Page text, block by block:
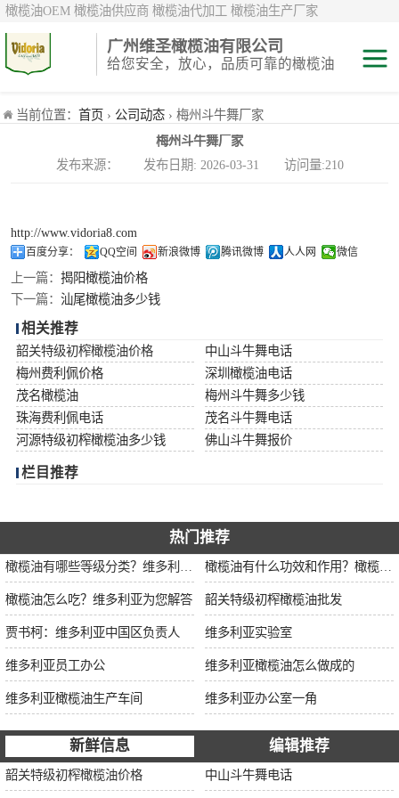
橄榄油OEM 橄榄油供应商 橄榄油代加工 橄榄油生产厂家
广州维圣橄榄油有限公司
给您安全，放心，品质可靠的橄榄油
当前位置： 首页 › 公司动态 › 梅州斗牛舞厂家
梅州斗牛舞厂家
发布来源： 发布日期: 2026-03-31 访问量:210
http://www.vidoria8.com
百度分享： QQ空间 新浪微博 腾讯微博 人人网 微信
上一篇： 揭阳橄榄油价格
下一篇： 汕尾橄榄油多少钱
相关推荐
韶关特级初榨橄榄油价格
中山斗牛舞电话
梅州费利佩价格
深圳橄榄油电话
茂名橄榄油
梅州斗牛舞多少钱
珠海费利佩电话
茂名斗牛舞电话
河源特级初榨橄榄油多少钱
佛山斗牛舞报价
栏目推荐
热门推荐
橄榄油怎么吃？维多利亚为您解答 韶关特级初榨橄榄油批发
贾书柯：维多利亚中国区负责人 维多利亚实验室
维多利亚员工办公 维多利亚橄榄油怎么做成的
维多利亚橄榄油生产车间 维多利亚办公室一角
新鲜信息 编辑推荐
韶关特级初榨橄榄油价格 中山斗牛舞电话
特级初榨橄榄油
纯正/ 混合/ 精炼
中国橄榄油现货
斗牛舞
费利佩